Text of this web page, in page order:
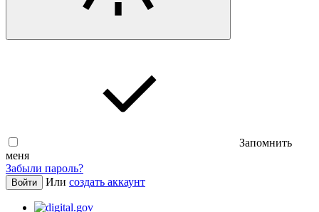
Запомнить
меня
Забыли пароль?
Войти Или создать аккаунт